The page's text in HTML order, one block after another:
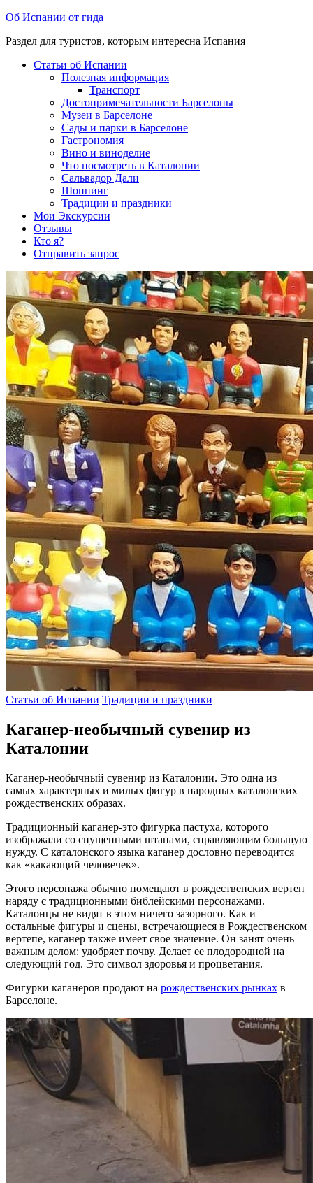
Перейти
содержимому
Об Испании от гида
Раздел для туристов, которым интересна Испания
Статьи об Испании
Полезная информация
Транспорт
Достопримечательности Барселоны
Музеи в Барселоне
Cады и парки в Барселоне
Гастрономия
Вино и виноделие
Что посмотреть в Каталонии
Сальвадор Дали
Шоппинг
Традиции и праздники
Мои Экскурсии
Отзывы
Кто я?
Отправить запрос
Статьи об Испании Традиции и праздники
Каганер-необычный сувенир из
Каталонии
Каганер-необычный сувенир из Каталонии. Это одна из
самых характерных и милых фигур в народных каталонских
рождественских образах.
Традиционный каганер-это фигурка пастуха, которого
изображали со спущенными штанами, справляющим большую
нужду. С каталонского языка каганер дословно переводится
как «какающий человечек».
Этого персонажа обычно помещают в рождественских вертеп
наряду с традиционными библейскими персонажами.
Каталонцы не видят в этом ничего зазорного. Как и
остальные фигуры и сцены, встречающиеся в Рождественском
вертепе, каганер также имеет свое значение. Он занят очень
важным делом: удобряет почву. Делает ее плодородной на
следующий год. Это символ здоровья и процветания.
Фигурки каганеров продают на рождественских рынках в
Барселоне.